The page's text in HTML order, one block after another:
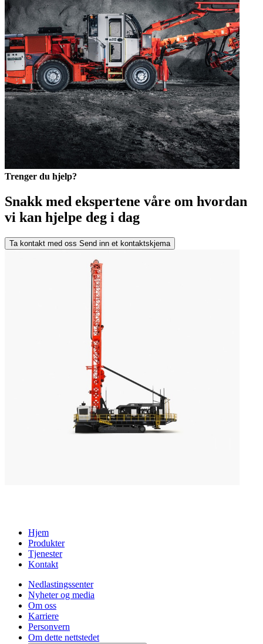
Trenger du hjelp?
Snakk med ekspertene våre om hvordan
vi kan hjelpe deg i dag
Ta kontakt med oss Send inn et kontaktskjema
Hjem
Produkter
Tjenester
Kontakt
Nedlastingssenter
Nyheter og media
Om oss
Karriere
Personvern
Om dette nettstedet